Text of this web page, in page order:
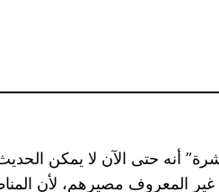
حتى الآن لا يمكن الحديث
المعروف مصيرهم، لأن